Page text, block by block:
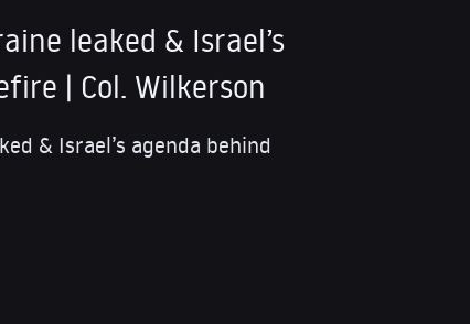
leaked & Israel’s
| Col. Wilkerson
& Israel’s agenda behind